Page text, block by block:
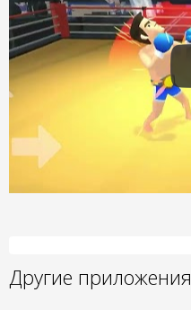
Другие приложения